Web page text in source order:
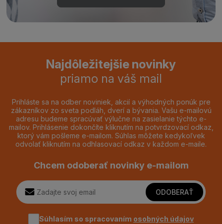
Najdôležitejšie novinky
priamo na váš mail
Prihláste sa na odber noviniek, akcií a výhodných ponúk pre
zákazníkov zo sveta podláh, dverí a bývania. Vašu e-mailovú
adresu budeme spracúvať výlučne na zasielanie týchto e-
mailov. Prihlásenie dokončíte kliknutím na potvrdzovací odkaz,
ktorý vám pošleme e-mailom. Súhlas môžete kedykoľvek
odvolať kliknutím na odhlasovací odkaz v každom e-maile.
Chcem odoberať novinky e-mailom
ODOBERAŤ
Súhlasím so spracovaním osobných údajov